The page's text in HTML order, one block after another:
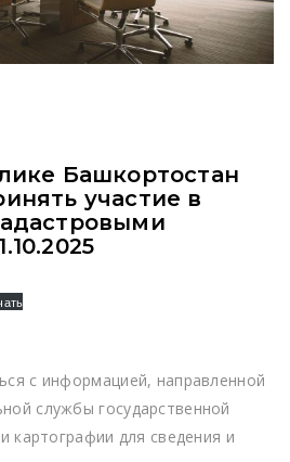
Башкортостан
участие в
с информацией, направленной
службы государственной
картографии для сведения и